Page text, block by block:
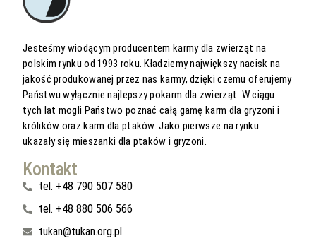
Jesteśmy wiodącym producentem karmy dla zwierząt na
polskim rynku od 1993 roku. Kładziemy największy nacisk na
jakość produkowanej przez nas karmy, dzięki czemu oferujemy
Państwu wyłącznie najlepszy pokarm dla zwierząt. W ciągu
tych lat mogli Państwo poznać całą gamę karm dla gryzoni i
królików oraz karm dla ptaków. Jako pierwsze na rynku
ukazały się mieszanki dla ptaków i gryzoni.
Kontakt
tel. +48 790 507 580
tel. +48 880 506 566
tukan@tukan.org.pl